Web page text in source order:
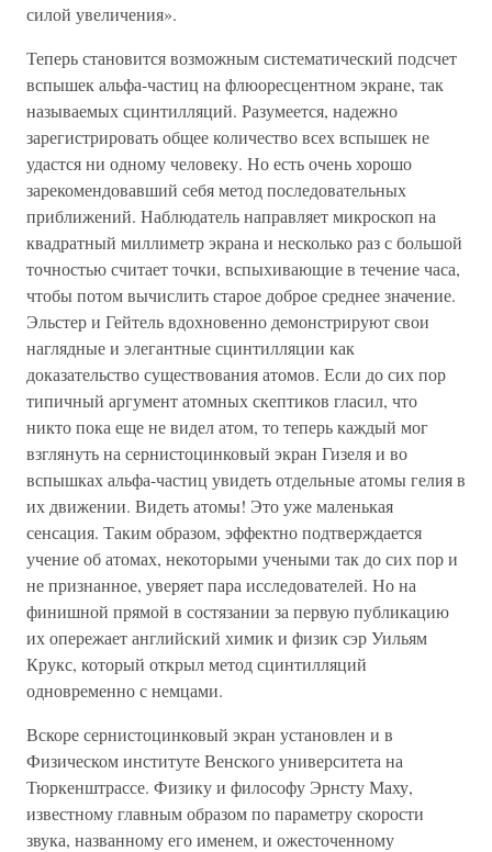
силой увеличения».
Теперь становится возможным систематический подсчет
вспышек альфа-частиц на флюоресцентном экране, так
называемых сцинтилляций. Разумеется, надежно
зарегистрировать общее количество всех вспышек не
удастся ни одному человеку. Но есть очень хорошо
зарекомендовавший себя метод последовательных
приближений. Наблюдатель направляет микроскоп на
квадратный миллиметр экрана и несколько раз с большой
точностью считает точки, вспыхивающие в течение часа,
чтобы потом вычислить старое доброе среднее значение.
Эльстер и Гейтель вдохновенно демонстрируют свои
наглядные и элегантные сцинтилляции как
доказательство существования атомов. Если до сих пор
типичный аргумент атомных скептиков гласил, что
никто пока еще не видел атом, то теперь каждый мог
взглянуть на сернистоцинковый экран Гизеля и во
вспышках альфа-частиц увидеть отдельные атомы гелия в
их движении. Видеть атомы! Это уже маленькая
сенсация. Таким образом, эффектно подтверждается
учение об атомах, некоторыми учеными так до сих пор и
не признанное, уверяет пара исследователей. Но на
финишной прямой в состязании за первую публикацию
их опережает английский химик и физик сэр Уильям
Крукс, который открыл метод сцинтилляций
одновременно с немцами.
Вскоре сернистоцинковый экран установлен и в
Физическом институте Венского университета на
Тюркенштрассе. Физику и философу Эрнсту Маху,
известному главным образом по параметру скорости
звука, названному его именем, и ожесточенному